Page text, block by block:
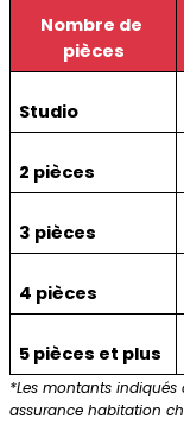
Nombre de
pièces
Studio
2 pièces
3 pièces
4 pièces
5 pièces et plus
*Les montants
assurance habitation